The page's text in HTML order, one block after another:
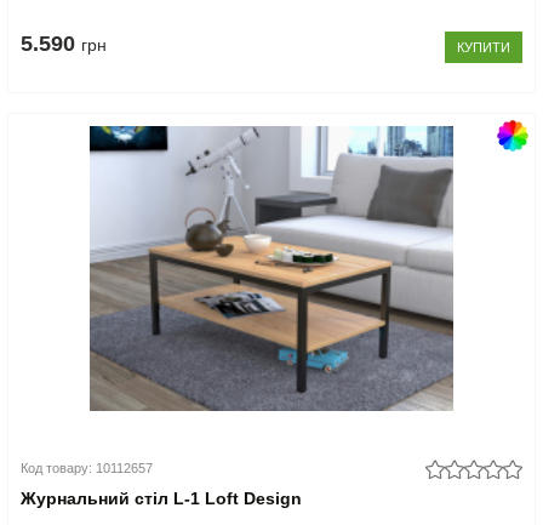
5.590 грн КУПИТИ
Код товару: 10112657
Журнальний стіл L-1 Loft Design